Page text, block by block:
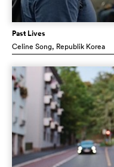
Past Lives
Celine Song, Republik Korea